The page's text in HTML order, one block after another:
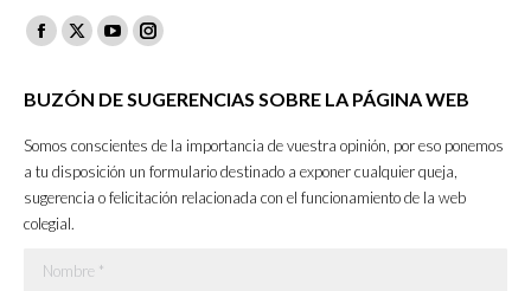
Facebook
opens
new
window
X
opens
new
window
YouTube
opens
new
window
Instagram
opens
in
new
window
BUZÓN DE SUGERENCIAS SOBRE LA PÁGINA WEB
Somos conscientes de la importancia de vuestra opinión, por eso ponemos
a tu disposición un formulario destinado a exponer cualquier queja,
sugerencia o felicitación relacionada con el funcionamiento de la web
colegial.
Nombre *